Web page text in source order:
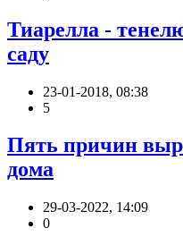
Тиарелла -
саду
23-01-2018, 08:38
5
Пять причин
дома
29-03-2022, 14:09
0